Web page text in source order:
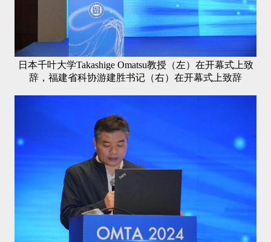
日本千叶大学Takashige Omatsu教授（左）在开幕式上致
辞，福建省科协游建胜书记（右）在开幕式上致辞